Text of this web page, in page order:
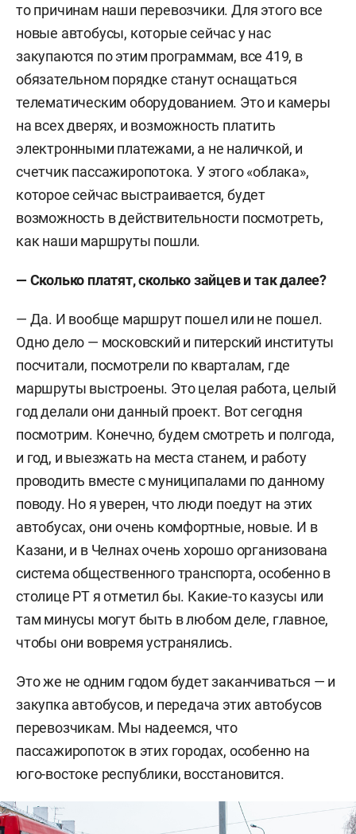
то причинам наши перевозчики. Для этого все
новые автобусы, которые сейчас у нас
закупаются по этим программам, все 419, в
обязательном порядке станут оснащаться
телематическим оборудованием. Это и камеры
на всех дверях, и возможность платить
электронными платежами, а не наличкой, и
счетчик пассажиропотока. У этого «облака»,
которое сейчас выстраивается, будет
возможность в действительности посмотреть,
как наши маршруты пошли.
— Сколько платят, сколько зайцев и так далее?
— Да. И вообще маршрут пошел или не пошел.
Одно дело — московский и питерский институты
посчитали, посмотрели по кварталам, где
маршруты выстроены. Это целая работа, целый
год делали они данный проект. Вот сегодня
посмотрим. Конечно, будем смотреть и полгода,
и год, и выезжать на места станем, и работу
проводить вместе с муниципалами по данному
поводу. Но я уверен, что люди поедут на этих
автобусах, они очень комфортные, новые. И в
Казани, и в Челнах очень хорошо организована
система общественного транспорта, особенно в
столице РТ я отметил бы. Какие-то казусы или
там минусы могут быть в любом деле, главное,
чтобы они вовремя устранялись.
Это же не одним годом будет заканчиваться — и
закупка автобусов, и передача этих автобусов
перевозчикам. Мы надеемся, что
пассажиропоток в этих городах, особенно на
юго-востоке республики, восстановится.